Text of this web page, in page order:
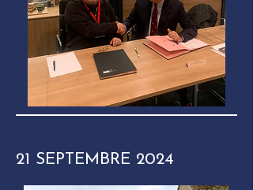
21 SEPTEMBRE 2024